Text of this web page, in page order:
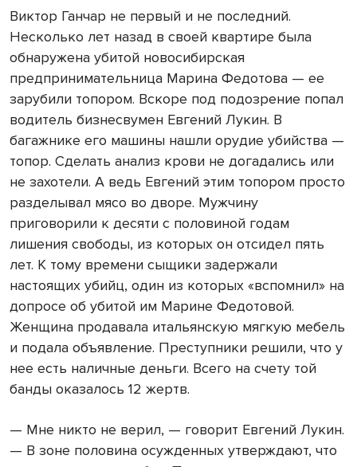
Виктор Ганчар не первый и не последний.
Несколько лет назад в своей квартире была
обнаружена убитой новосибирская
предпринимательница Марина Федотова — ее
зарубили топором. Вскоре под подозрение попал
водитель бизнесвумен Евгений Лукин. В
багажнике его машины нашли орудие убийства —
топор. Сделать анализ крови не догадались или
не захотели. А ведь Евгений этим топором просто
разделывал мясо во дворе. Мужчину
приговорили к десяти с половиной годам
лишения свободы, из которых он отсидел пять
лет. К тому времени сыщики задержали
настоящих убийц, один из которых «вспомнил» на
допросе об убитой им Марине Федотовой.
Женщина продавала итальянскую мягкую мебель
и подала объявление. Преступники решили, что у
нее есть наличные деньги. Всего на счету той
банды оказалось 12 жертв.
— Мне никто не верил, — говорит Евгений Лукин.
— В зоне половина осужденных утверждают, что